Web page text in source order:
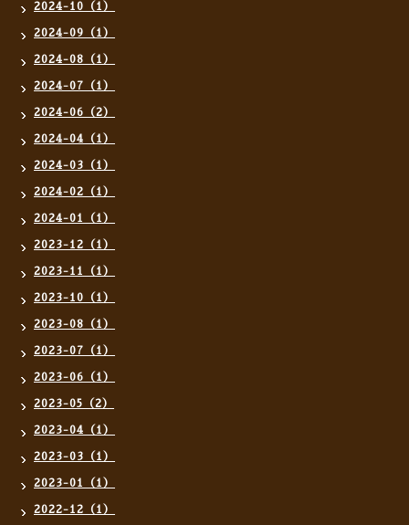
2024-10（1）
2024-09（1）
2024-08（1）
2024-07（1）
2024-06（2）
2024-04（1）
2024-03（1）
2024-02（1）
2024-01（1）
2023-12（1）
2023-11（1）
2023-10（1）
2023-08（1）
2023-07（1）
2023-06（1）
2023-05（2）
2023-04（1）
2023-03（1）
2023-01（1）
2022-12（1）